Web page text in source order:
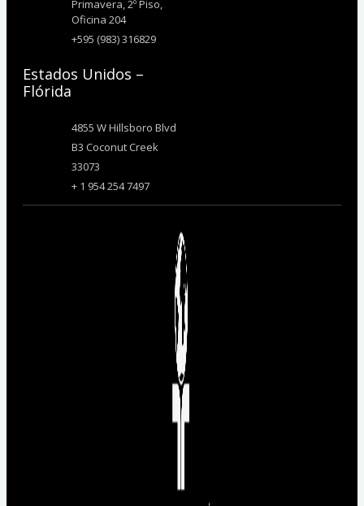
Primavera, 2º Piso,
Oficina 204
+595 (983) 316829
Estados Unidos –
Flórida
4855 W Hillsboro Blvd
B3 Coconut Creek
33073
+ 1 954 254 7497